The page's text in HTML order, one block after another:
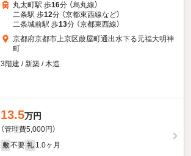
丸太町駅 歩16分 （烏丸線）
二条駅 歩12分 （京都東西線など）
二条城前駅 歩13分 （京都東西線）
京都府京都市上京区葭屋町通出水下る元福大明神
町
3階建 / 新築 / 木造
13.5万円
（管理費5,000円）
敷 不要 礼 1.0ヶ月